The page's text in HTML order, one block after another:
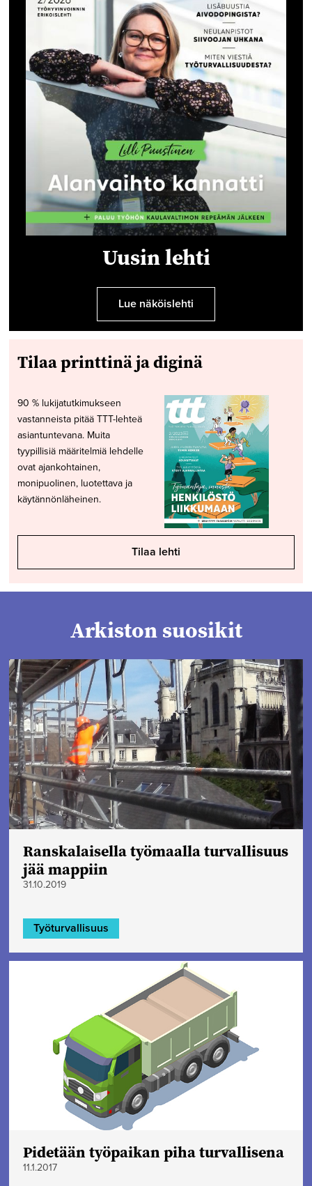
Uusin lehti
Lue näköislehti
Tilaa printtinä ja diginä
90 % lukijatutkimukseen
vastanneista pitää TTT-lehteä
asiantuntevana. Muita
tyypillisiä määritelmiä lehdelle
ovat ajankohtainen,
monipuolinen, luotettava ja
käytännönläheinen.
Tilaa lehti
Arkiston suosikit
Ranskalaisella työmaalla turvallisuus
jää mappiin
31.10.2019
Työturvallisuus
Pidetään työpaikan piha turvallisena
11.1.2017